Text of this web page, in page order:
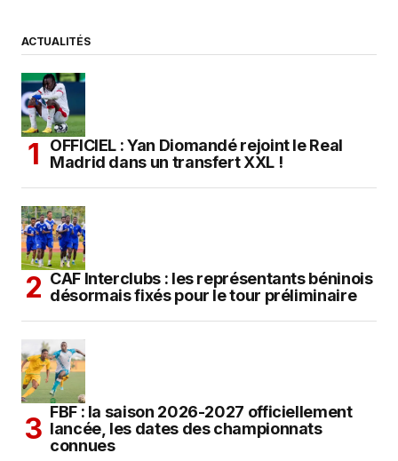
ACTUALITÉS
OFFICIEL : Yan Diomandé rejoint le Real
Madrid dans un transfert XXL !
CAF Interclubs : les représentants béninois
désormais fixés pour le tour préliminaire
FBF : la saison 2026-2027 officiellement
lancée, les dates des championnats
connues